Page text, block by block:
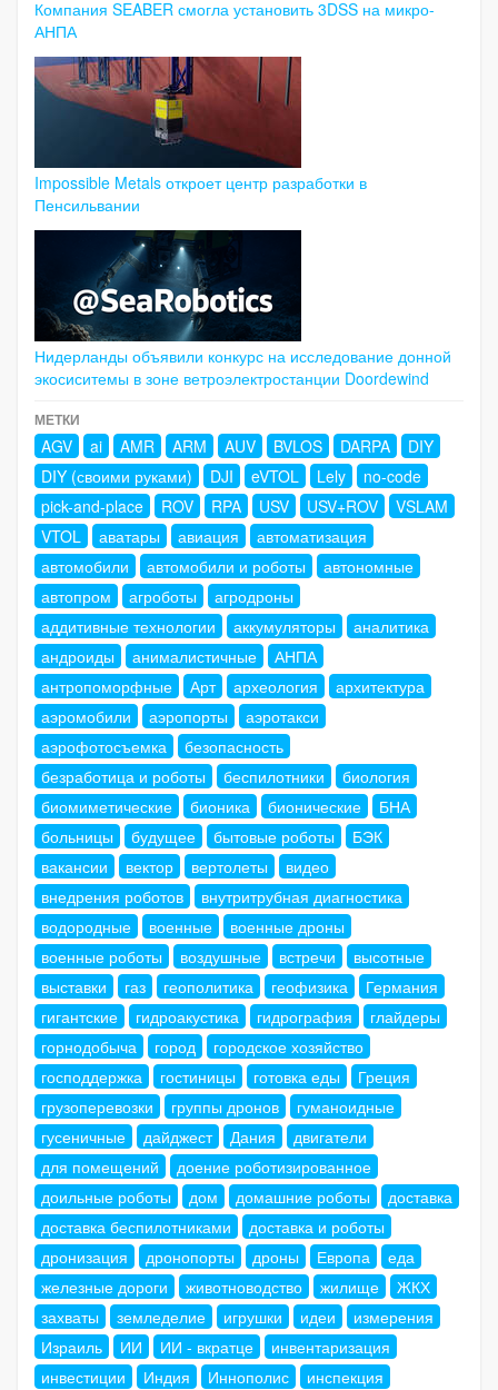
Компания SEABER смогла установить 3DSS на микро-
АНПА
Impossible Metals откроет центр разработки в
Пенсильвании
Нидерланды объявили конкурс на исследование донной
экосиситемы в зоне ветроэлектростанции Doordewind
МЕТКИ
AGV ai AMR ARM AUV BVLOS DARPA
DIY
DIY (своими руками)
DJI eVTOL Lely
no-code
pick-and-place
ROV RPA USV USV+ROV
VSLAM
VTOL
аватары авиация
автоматизация
автомобили
автомобили и роботы
автономные
автопром
агроботы
агродроны
аддитивные технологии
аккумуляторы
аналитика
андроиды
анималистичные
АНПА
антропоморфные
Арт археология
архитектура
аэромобили
аэропорты
аэротакси
аэрофотосъемка
безопасность
безработица и роботы
беспилотники
биология
биомиметические
бионика бионические
БНА
больницы
будущее бытовые роботы
БЭК
вакансии
вектор вертолеты
видео
внедрения роботов
внутритрубная диагностика
водородные
военные
военные дроны
военные роботы
воздушные встречи
высотные
выставки
газ геополитика геофизика
Германия
гигантские
гидроакустика гидрография
глайдеры
горнодобыча
город
городское хозяйство
господдержка
гостиницы готовка еды
Греция
грузоперевозки
группы дронов
гуманоидные
гусеничные
дайджест Дания
двигатели
для помещений
доение роботизированное
доильные роботы
дом домашние роботы
доставка
доставка беспилотниками
доставка и роботы
дронизация
дронопорты дроны Европа
еда
железные дороги
животноводство жилище
ЖКХ
захваты
земледелие игрушки идеи
измерения
Израиль
ИИ ИИ - вкратце
инвентаризация
инвестиции
Индия Иннополис
инспекция